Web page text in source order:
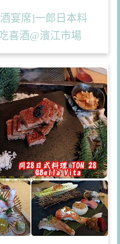
宴席]一郎日本料
喜酒@濱江市場